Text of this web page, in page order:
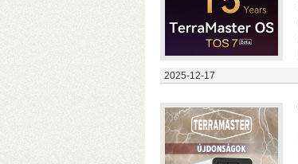
2025-12-17